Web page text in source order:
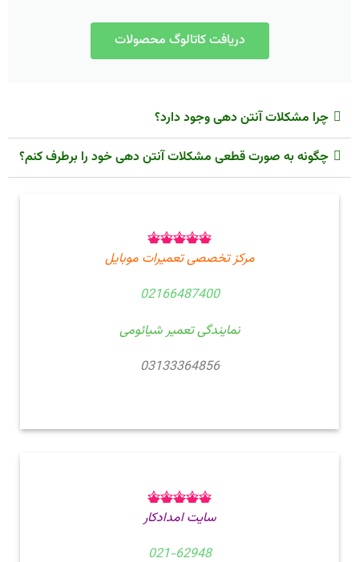
دریافت کاتالوگ محصولات
چرا مشکلات آنتن دهی وجود دارد؟
چگونه به صورت قطعی مشکلات آنتن دهی خود را برطرف کنم؟
مرکز تخصصی تعمیرات موبایل
02166487400
نمایندگی تعمیر شیائومی
03133364856
سایت امدادکار
021-62948